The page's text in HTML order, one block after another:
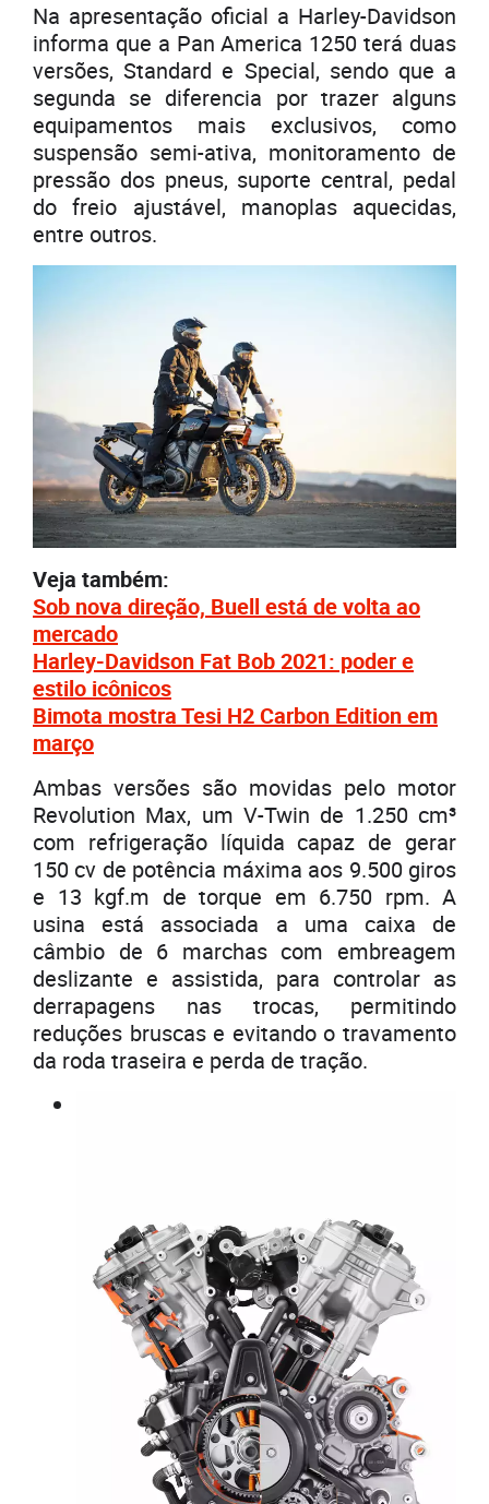
Na apresentação oficial a Harley-Davidson
informa que a Pan America 1250 terá duas
versões, Standard e Special, sendo que a
segunda se diferencia por trazer alguns
equipamentos mais exclusivos, como
suspensão semi-ativa, monitoramento de
pressão dos pneus, suporte central, pedal
do freio ajustável, manoplas aquecidas,
entre outros.
Veja também:
Sob nova direção, Buell está de volta ao
mercado
Harley-Davidson Fat Bob 2021: poder e
estilo icônicos
Bimota mostra Tesi H2 Carbon Edition em
março
Ambas versões são movidas pelo motor
Revolution Max, um V-Twin de 1.250 cm³
com refrigeração líquida capaz de gerar
150 cv de potência máxima aos 9.500 giros
e 13 kgf.m de torque em 6.750 rpm. A
usina está associada a uma caixa de
câmbio de 6 marchas com embreagem
deslizante e assistida, para controlar as
derrapagens nas trocas, permitindo
reduções bruscas e evitando o travamento
da roda traseira e perda de tração.